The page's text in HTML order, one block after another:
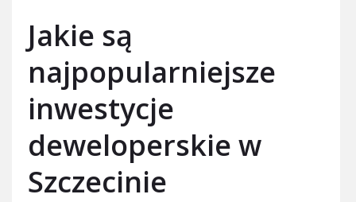
Jakie są
najpopularniejsze
inwestycje
deweloperskie w
Szczecinie